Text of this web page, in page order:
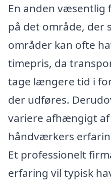
En anden væsentlig
på det område, der
områder kan ofte
timepris, da
tage længere tid i
der udføres.
variere afhængigt af
håndværkers
Et professionelt
erfaring vil typisk